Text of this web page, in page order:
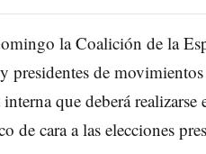
la Coalición de la
de
que deberá
cara a las elecciones